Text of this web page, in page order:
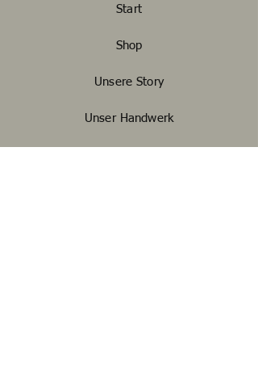
Start
Shop
Unsere Story
Unser Handwerk